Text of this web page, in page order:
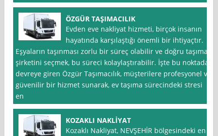
ÖZGÜR TAŞIMACILIK
Evden eve nakliyat hizmeti, birçok insanın
hayatında karşılaştığı önemli bir ihtiyaçtır.
Eşyaların taşınması zorlu bir süreç olabilir ve doğru taşıma
şirketini seçmek, bu süreci kolaylaştırabilir. İşte bu noktada
devreye giren Özgür Taşımacılık, müşterilere profesyonel ve
güvenilir bir hizmet sunarak, ev taşıma sürecindeki stresi
en
KOZAKLI NAKLİYAT
Kozaklı Nakliyat, NEVŞEHİR bölgesindeki en